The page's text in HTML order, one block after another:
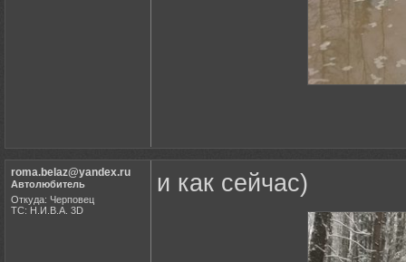
roma.belaz@yandex.ru
Автолюбитель
Откуда: Черповец
ТС: Н.И.В.А. 3D
и как сейчас)